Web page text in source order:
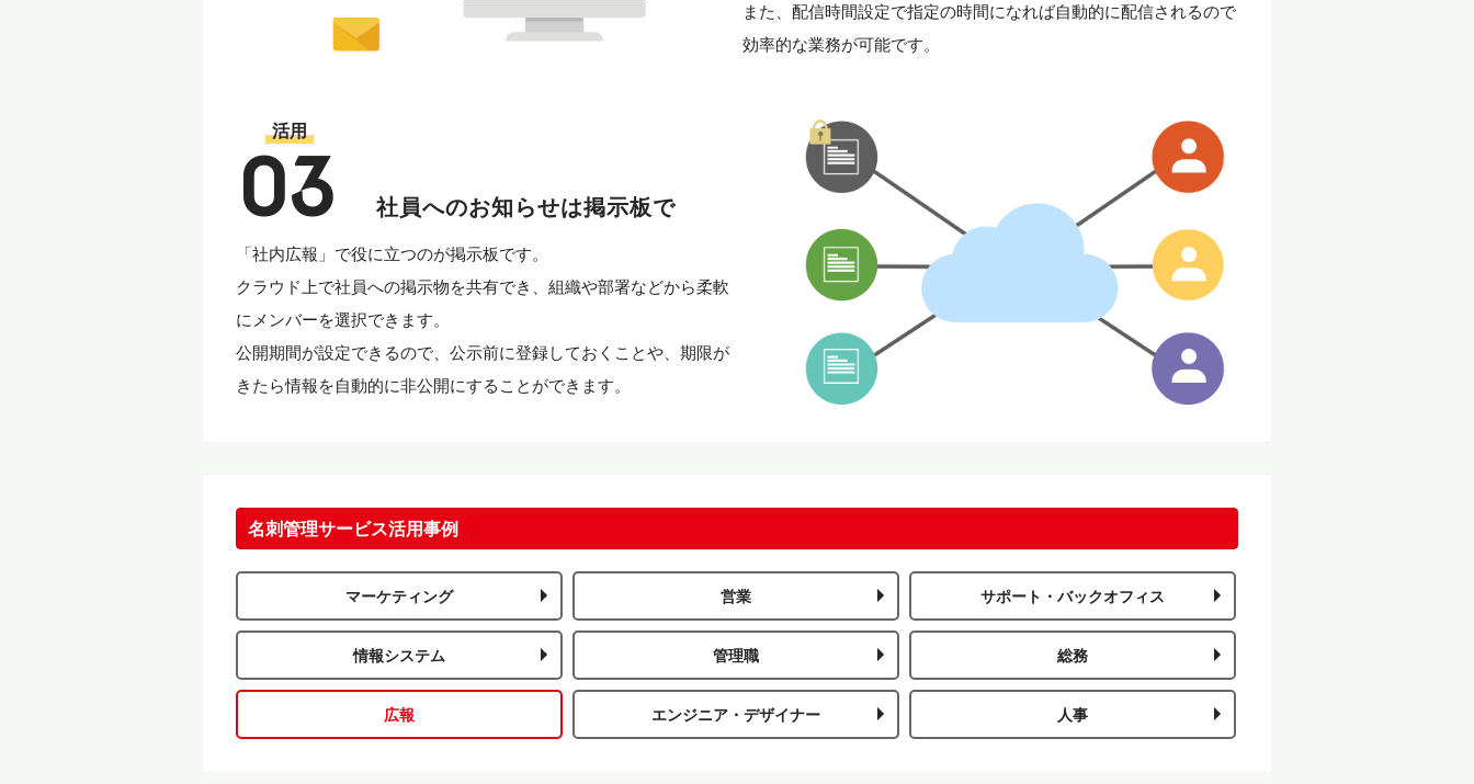
また、配信時間設定で指定の時間になれば自動的に配信されるので
効率的な業務が可能です。
活用
03 社員へのお知らせは掲示板で
「社内広報」で役に立つのが掲示板です。
クラウド上で社員への掲示物を共有でき、組織や部署などから柔軟
にメンバーを選択できます。
公開期間が設定できるので、公示前に登録しておくことや、期限が
きたら情報を自動的に非公開にすることができます。
名刺管理サービス活用事例
マーケティング 営業 サポート・バックオフィス
情報システム 管理職 総務
広報 エンジニア・デザイナー 人事